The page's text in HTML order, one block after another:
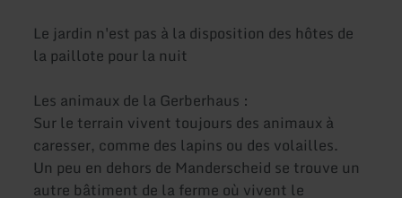
Le jardin n'est pas à la disposition des hôtes de
la paillote pour la nuit
Les animaux de la Gerberhaus :
Sur le terrain vivent toujours des animaux à
caresser, comme des lapins ou des volailles.
Un peu en dehors de Manderscheid se trouve un
autre bâtiment de la ferme où vivent le